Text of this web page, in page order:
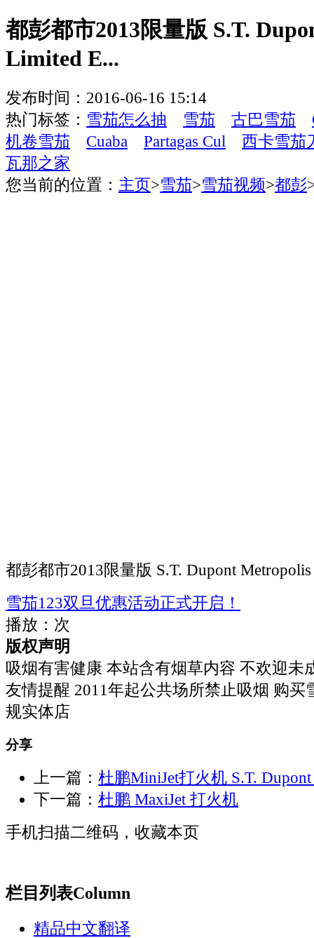
都彭都市2013限量版 S.T.
Limited E...
发布时间：2016-06-16 15:14
热门标签： 雪茄怎么抽 雪茄 古巴雪茄
机卷雪茄
Cuaba Partagas Cul
西卡雪茄
瓦那之家
您当前的位置： 主页>雪茄>雪茄视频>都彭
都彭都市2013限量版 S.T. Dupont
雪茄123双旦优惠活动正式开启！
播放： 次
版权声明
吸烟有害健康 本站含有烟草内容 不欢迎未
友情提醒 2011年起公共场所禁止吸烟 购买
规实体店
分享
上一篇： 杜鹏MiniJet打火机 S.T.
下一篇： 杜鹏 MaxiJet 打火机
手机扫描二维码，收藏本页
栏目列表Column
精品中文翻译